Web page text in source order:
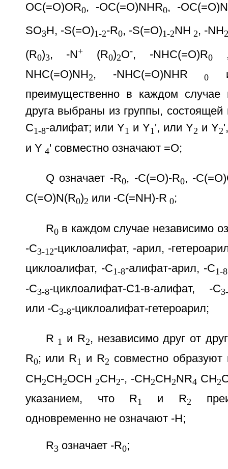
OC(=O)OR0, -OC(=O)NHR0, -
SO3H, -S(=O)1-2-R0, -S(=O)1-2NH 2, -NH2
(R0)3, -N+ (R0)2O-, -NHC(=O)R0,
NHC(=O)NH2, -NHC(=O)NHR 0
и
преимущественно в каждом случае
друга выбраны из группы,
C1-8-алифат; или Y1 и Y1', или Y2 и Y2
и Y 4' совместно означают =O;
Q означает -R0, -C(=O)-R0, -
C(=O)N(R0)2 или -C(=NH)-R 0;
R0в каждом случае независимо
-С3-12-циклоалифат, -арил, -
циклоалифат, -C1-8-алифат-арил, -C1-8
-С3-8-циклоалифат-С1-в-алифат, -С
или -С3-8-циклоалифат-гетероарил;
R 1 и R2, независимо друг от
R0; или R1 и R2 совместно
CH2CH2OCH 2CH2-, -CH2CH2NR4 CH2
указанием, что R1 и R2
одновременно не означают -Н;
R3 означает -R0;